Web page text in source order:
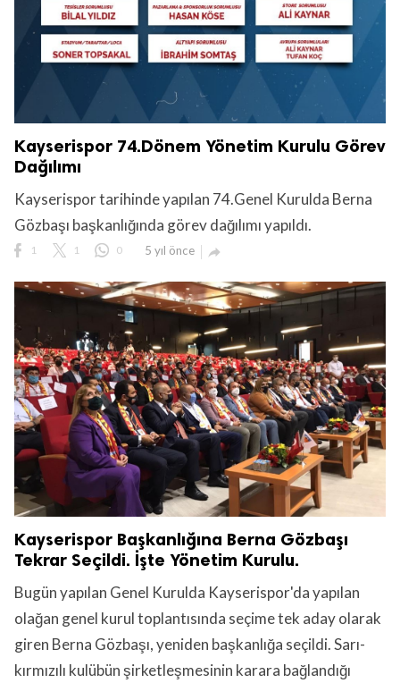
Kayserispor 74.Dönem Yönetim Kurulu Görev
Dağılımı
Kayserispor tarihinde yapılan 74.Genel Kurulda Berna
Gözbaşı başkanlığında görev dağılımı yapıldı.
1 1 0 5 yıl önce 
Kayserispor Başkanlığına Berna Gözbaşı
Tekrar Seçildi. İşte Yönetim Kurulu.
Bugün yapılan Genel Kurulda Kayserispor'da yapılan
olağan genel kurul toplantısında seçime tek aday olarak
giren Berna Gözbaşı, yeniden başkanlığa seçildi. Sarı-
kırmızılı kulübün şirketleşmesinin karara bağlandığı